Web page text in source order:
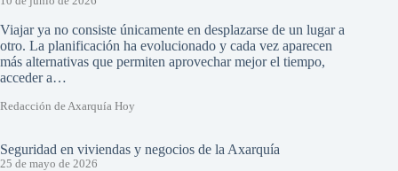
Viajar ya no consiste únicamente en desplazarse de un lugar a
otro. La planificación ha evolucionado y cada vez aparecen
más alternativas que permiten aprovechar mejor el tiempo,
acceder a…
Redacción de Axarquía Hoy
Seguridad en viviendas y negocios de la Axarquía
25 de mayo de 2026